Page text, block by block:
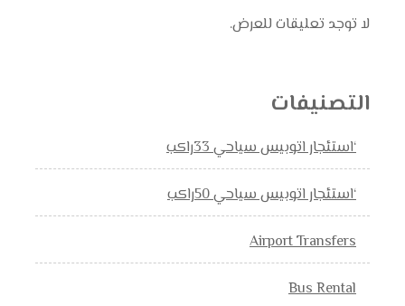
لا توجد تعليقات للعرض.
التصنيفات
‘استئجار اتوبيس سياحي 33راكب
‘استئجار اتوبيس سياحي 50راكب
Airport Transfers
Bus Rental